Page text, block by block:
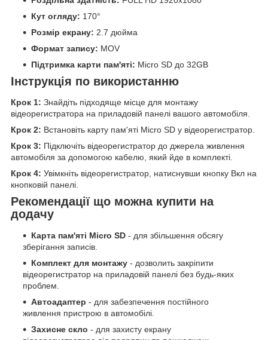
Кут огляду: 170°
Розмір екрану: 2.7 дюйма
Формат запису: MOV
Підтримка карти пам'яті: Micro SD до 32GB
Інструкція по використанню
Крок 1: Знайдіть підходяще місце для монтажу
відеорегистратора на приладовій панелі вашого автомобіля.
Крок 2: Встановіть карту пам'яті Micro SD у відеорегистратор.
Крок 3: Підключіть відеорегистратор до джерела живлення
автомобіля за допомогою кабелю, який йде в комплекті.
Крок 4: Увімкніть відеорегистратор, натиснувши кнопку Вкл на
кнопковій панелі.
Рекомендації що можна купити на
додачу
Карта пам'яті Micro SD - для збільшення обсягу
зберігання записів.
Комплект для монтажу - дозволить закріпити
відеорегистратор на приладовій панелі без будь-яких
проблем.
Автоадаптер - для забезпечення постійного
живлення пристрою в автомобілі.
Захисне скло - для захисту екрану